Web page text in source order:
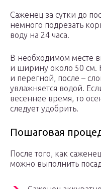
Саженец за сутки до
немного подрезать
воду на 24 часа.
В необходимом месте
и ширину около 50 см.
и перегной, после –
увлажняется водой.
весеннее время, то
следует удобрить.
Пошаговая
После того, как
можно выполнить